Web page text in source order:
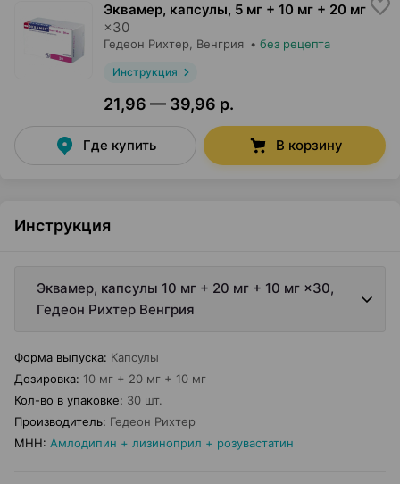
Эквамер, капсулы, 5 мг + 10 мг + 20 мг
×30
Гедеон Рихтер , Венгрия • без рецепта
Инструкция
21,96 — 39,96 р.
Где купить В корзину
Инструкция
Эквамер, капсулы 10 мг + 20 мг + 10 мг ×30,
Гедеон Рихтер Венгрия
Форма выпуска: Капсулы
Дозировка: 10 мг + 20 мг + 10 мг
Кол-во в упаковке: 30 шт.
Производитель: Гедеон Рихтер
МНН: Амлодипин + лизиноприл + розувастатин